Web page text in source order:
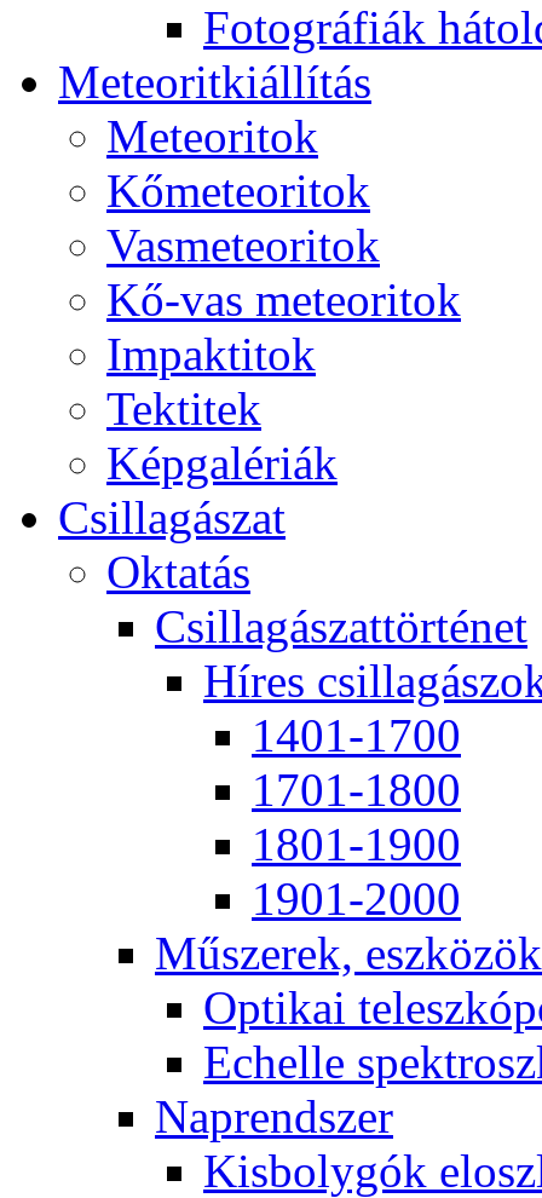
Fo­tog­rá­fi­ák
Me­te­o­rit­ki­ál­lí­tás
Me­te­o­ri­tok
Kő­me­te­o­ri­tok
Vas­me­te­o­ri­tok
Kő-vas me­te­o­ri­tok
Imp­ak­ti­tok
Tek­ti­tek
Kép­ga­lé­ri­ák
Csil­la­gá­szat
Ok­ta­tás
Csil­la­gá­szat­tör­té­net
Hí­res
1401-1700
1701-1800
1801-1900
1901-2000
Mű­sze­rek, esz­kö­zök
Op­ti­kai
Echel­le
Nap­rend­szer
Kis­boly­gók